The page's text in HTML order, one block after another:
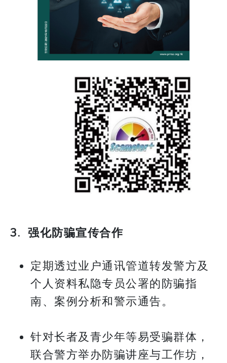
3. 强化防骗宣传合作
定期透过业户通讯管道转发警方及
个人资料私隐专员公署的防骗指
南、案例分析和警示通告。
针对长者及青少年等易受骗群体，
联合警方举办防骗讲座与工作坊，